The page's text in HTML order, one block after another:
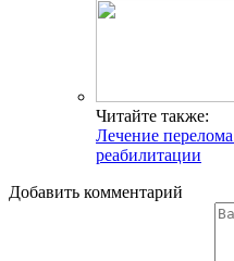
Читайте также:
Лечение
реабилитации
Добавить комментарий